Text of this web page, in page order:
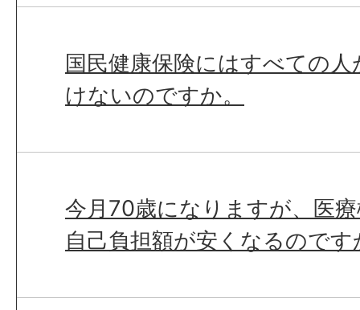
国民健康保険にはすべての
けないのですか。
今月70歳になりますが、医
自己負担額が安くなるのです